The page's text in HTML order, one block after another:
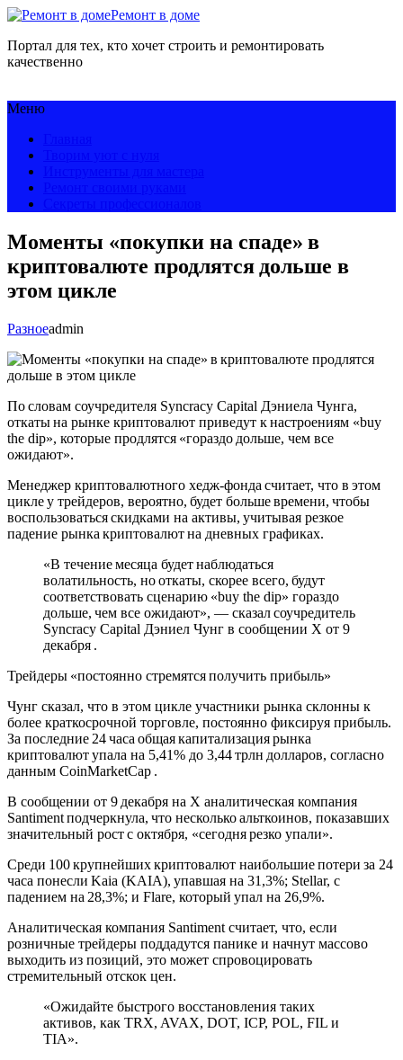
Ремонт в доме
Портал для тех, кто хочет строить и ремонтировать
качественно
Меню
Моменты «покупки на спаде» в
криптовалюте продлятся дольше в
этом цикле
Разноеadmin
По словам соучредителя Syncracy Capital Дэниела Чунга,
откаты на рынке криптовалют приведут к настроениям «buy
the dip», которые продлятся «гораздо дольше, чем все
ожидают».
Менеджер криптовалютного хедж-фонда считает, что в этом
цикле у трейдеров, вероятно, будет больше времени, чтобы
воспользоваться скидками на активы, учитывая резкое
падение рынка криптовалют на дневных графиках.
«В течение месяца будет наблюдаться
волатильность, но откаты, скорее всего, будут
соответствовать сценарию «buy the dip» гораздо
дольше, чем все ожидают», — сказал соучредитель
Syncracy Capital Дэниел Чунг в сообщении X от 9
декабря .
Трейдеры «постоянно стремятся получить прибыль»
Чунг сказал, что в этом цикле участники рынка склонны к
более краткосрочной торговле, постоянно фиксируя прибыль.
За последние 24 часа общая капитализация рынка
криптовалют упала на 5,41% до 3,44 трлн долларов, согласно
данным CoinMarketCap .
В сообщении от 9 декабря на X аналитическая компания
Santiment подчеркнула, что несколько альткоинов, показавших
значительный рост с октября, «сегодня резко упали».
Среди 100 крупнейших криптовалют наибольшие потери за 24
часа понесли Kaia (KAIA), упавшая на 31,3%; Stellar, с
падением на 28,3%; и Flare, который упал на 26,9%.
Аналитическая компания Santiment считает, что, если
розничные трейдеры поддадутся панике и начнут массово
выходить из позиций, это может спровоцировать
стремительный отскок цен.
«Ожидайте быстрого восстановления таких
активов, как TRX, AVAX, DOT, ICP, POL, FIL и
TIA».